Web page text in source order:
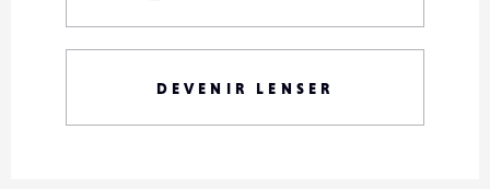
DEVENIR LENSER